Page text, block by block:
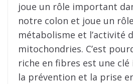
joue un rôle important
notre colon et joue un
métabolisme et l’activité
mitochondries. C’est
riche en fibres est une
la prévention et la prise